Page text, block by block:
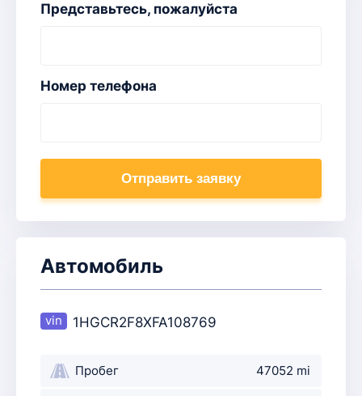
Представьтесь, пожалуйста
Номер телефона
Отправить заявку
Автомобиль
1HGCR2F8XFA108769
Пробег 47052 mi